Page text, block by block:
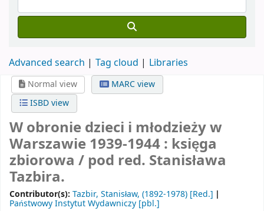
Advanced search Tag cloud Libraries
Normal view
MARC view
ISBD view
W obronie dzieci i młodzieży w
Warszawie 1939-1944 : księga
zbiorowa / pod red. Stanisława
Tazbira.
Contributor(s): Tazbir, Stanisław, (1892-1978) [Red.]
Państwowy Instytut Wydawniczy [pbl.]